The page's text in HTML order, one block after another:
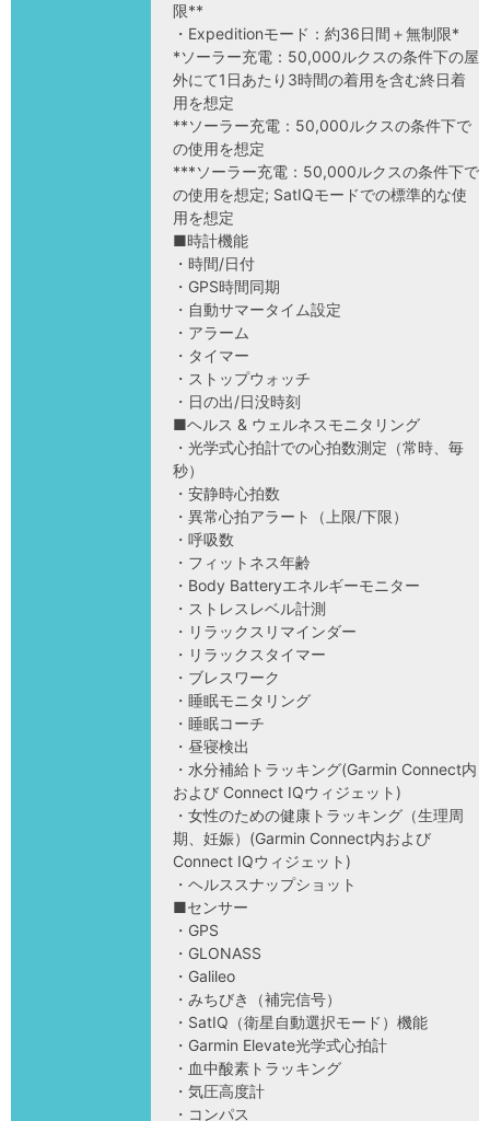
限**
・Expeditionモード：約36日間＋無制限*
*ソーラー充電：50,000ルクスの条件下の屋
外にて1日あたり3時間の着用を含む終日着
用を想定
**ソーラー充電：50,000ルクスの条件下で
の使用を想定
***ソーラー充電：50,000ルクスの条件下で
の使用を想定; SatIQモードでの標準的な使
用を想定
■時計機能
・時間/日付
・GPS時間同期
・自動サマータイム設定
・アラーム
・タイマー
・ストップウォッチ
・日の出/日没時刻
■ヘルス & ウェルネスモニタリング
・光学式心拍計での心拍数測定（常時、毎
秒）
・安静時心拍数
・異常心拍アラート（上限/下限）
・呼吸数
・フィットネス年齢
・Body Batteryエネルギーモニター
・ストレスレベル計測
・リラックスリマインダー
・リラックスタイマー
・ブレスワーク
・睡眠モニタリング
・睡眠コーチ
・昼寝検出
・水分補給トラッキング(Garmin Connect内
および Connect IQウィジェット)
・女性のための健康トラッキング（生理周
期、妊娠）(Garmin Connect内および
Connect IQウィジェット)
・ヘルススナップショット
■センサー
・GPS
・GLONASS
・Galileo
・みちびき（補完信号）
・SatIQ（衛星自動選択モード）機能
・Garmin Elevate光学式心拍計
・血中酸素トラッキング
・気圧高度計
・コンパス